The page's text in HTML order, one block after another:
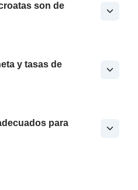
son de
y tasas de
para